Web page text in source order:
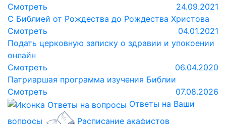
Смотреть
24.09.2021
С Библией от Рождества до Рождества Христова
Смотреть
04.01.2021
Подать церковную записку о здравии и упокоении
онлайн
Смотреть
06.04.2020
Патриаршая программа изучения Библии
Смотреть
07.08.2026
Ответы на Ваши
вопросы
Расписание акафистов